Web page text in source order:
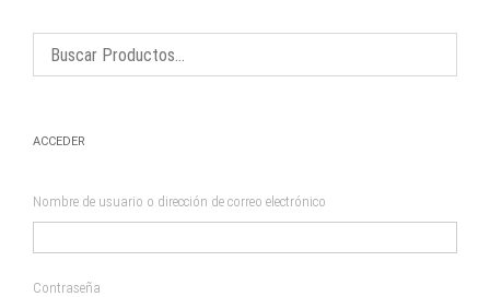
ACCEDER
Nombre de usuario o dirección de correo electrónico
Contraseña